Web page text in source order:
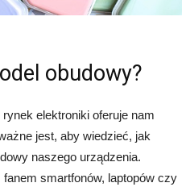
obudowy?
elektroniki oferuje nam
jest, aby wiedzieć, jak
naszego urządzenia.
smartfonów, laptopów czy